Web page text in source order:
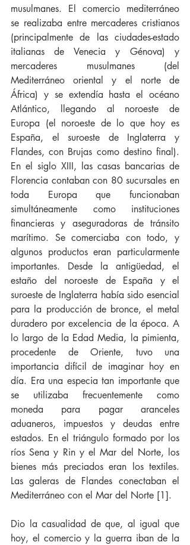
musulmanes. El comercio mediterráneo
se realizaba entre mercaderes cristianos
(principalmente de las ciudades-estado
italianas de Venecia y Génova) y
mercaderes musulmanes (del
Mediterráneo oriental y el norte de
África) y se extendía hasta el océano
Atlántico, llegando al noroeste de
Europa (el noroeste de lo que hoy es
España, el suroeste de Inglaterra y
Flandes, con Brujas como destino final).
En el siglo XIII, las casas bancarias de
Florencia contaban con 80 sucursales en
toda Europa que funcionaban
simultáneamente como instituciones
financieras y aseguradoras de tránsito
marítimo. Se comerciaba con todo, y
algunos productos eran particularmente
importantes. Desde la antigüedad, el
estaño del noroeste de España y el
suroeste de Inglaterra había sido esencial
para la producción de bronce, el metal
duradero por excelencia de la época. A
lo largo de la Edad Media, la pimienta,
procedente de Oriente, tuvo una
importancia difícil de imaginar hoy en
día. Era una especia tan importante que
se utilizaba frecuentemente como
moneda para pagar aranceles
aduaneros, impuestos y deudas entre
estados. En el triángulo formado por los
ríos Sena y Rin y el Mar del Norte, los
bienes más preciados eran los textiles.
Las galeras de Flandes conectaban el
Mediterráneo con el Mar del Norte [1].
Dio la casualidad de que, al igual que
hoy, el comercio y la guerra iban de la